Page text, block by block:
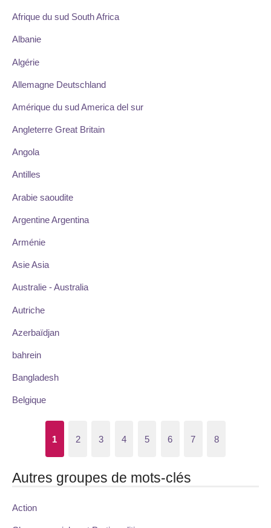
Afrique du sud South Africa
Albanie
Algérie
Allemagne Deutschland
Amérique du sud America del sur
Angleterre Great Britain
Angola
Antilles
Arabie saoudite
Argentine Argentina
Arménie
Asie Asia
Australie - Australia
Autriche
Azerbaïdjan
bahrein
Bangladesh
Belgique
1 2 3 4 5 6 7 8
Autres groupes de mots-clés
Action